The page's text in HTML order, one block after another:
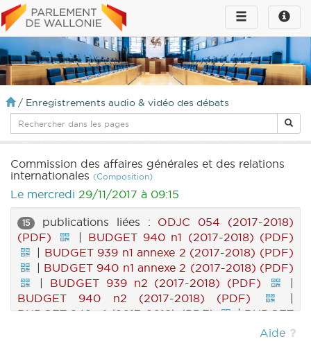
Toggle
infos
Toggle
navigation
/ Enregistrements audio & vidéo des débats
Commission des affaires générales et des relations
internationales (Composition)
Le mercredi 29/11/2017 à 09:15
15 publications liées : ODJC 054 (2017-2018)
(PDF)
| BUDGET 940 n1 (2017-2018) (PDF)
| BUDGET 939 n1 annexe 2 (2017-2018) (PDF)
| BUDGET 940 n1 annexe 2 (2017-2018) (PDF)
| BUDGET 939 n2 (2017-2018) (PDF)
|
BUDGET 940 n2 (2017-2018) (PDF)
|
BUDGET 942 n1 (2017-2018) (PDF)
|BUDGET
BUDGET
Aide